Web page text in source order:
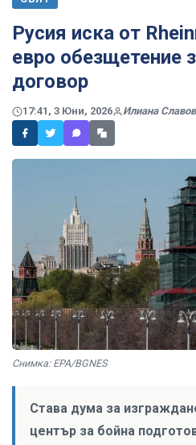
Русия иска от
евро обезщетение
договор
17:41, 3 Юни, 2026 Илиана
Снимка: EPA/BGNES
Става дума за
център за бойна